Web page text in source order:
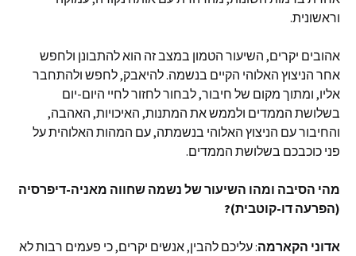
וראשונית.
אהובים יקרים, השיעור הטמון במצב זה הוא להתבונן ולחפש
אחר הניצוץ האלוהי הקיים בנשמה. להיאבק, לחפש ולהתחבר
אליו, ומתוך מקום של חיבור, לבחור לחזור לחיי היום-יום
בשלושת הממדים ולממש את המתנות, האיכויות, האהבה,
והחיבור עם הניצוץ האלוהי בנשמתה, עם המהות האלוהית על
פני כוכבכם בשלושת הממדים.
מהי הסיבה ומהו השיעור של נשמה שחווה מאניה-דיפרסיה
(הפרעה דו-קוטבית)?
אדוני הקארמה: עליכם להבין, אנשים יקרים, כי פעמים רבות לא